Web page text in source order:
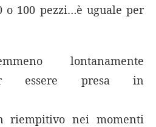
o 100 pezzi…è uguale per
lontanamente
essere presa in
riempitivo nei momenti